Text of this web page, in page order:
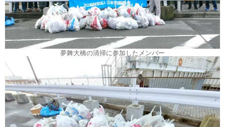
夢舞大橋の清掃に参加したメンバー